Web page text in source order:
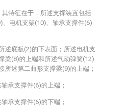
特征在于，所述支撑装置包括
电机支架(10)、轴承支撑件(6)
述底板(2)的下表面；所述电机支
梁(8)的上端和所述气动弹簧(12)
所述第二曲形支撑梁(9)的上端；
承支撑件(6)的上端；
承支撑件(6)的下端；